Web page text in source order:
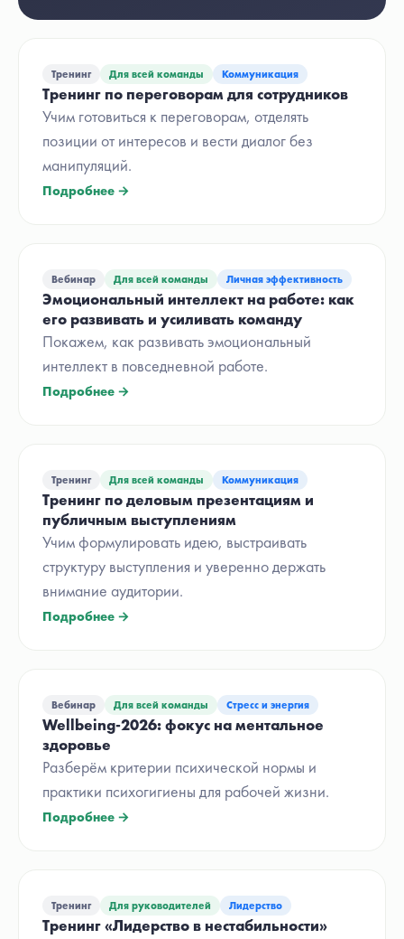
Тренинг Для всей команды Коммуникация
Тренинг по деловым презентациям и
публичным выступлениям
Учим формулировать идею, выстраивать
структуру выступления и уверенно держать
внимание аудитории.
Подробнее →
Тренинг Для руководителей Лидерство
Тренинг «Лидерство в нестабильности»
Тренинг Для всей команды Коммуникация
Тренинг по переговорам для сотрудников
Учим готовиться к переговорам, отделять
позиции от интересов и вести диалог без
манипуляций.
Подробнее →
Вебинар Для всей команды Личная эффективность
Эмоциональный интеллект на работе: как
его развивать и усиливать команду
Покажем, как развивать эмоциональный
интеллект в повседневной работе.
Подробнее →
Вебинар Для всей команды Стресс и энергия
Wellbeing-2026: фокус на ментальное
здоровье
Разберём критерии психической нормы и
практики психогигиены для рабочей жизни.
Подробнее →